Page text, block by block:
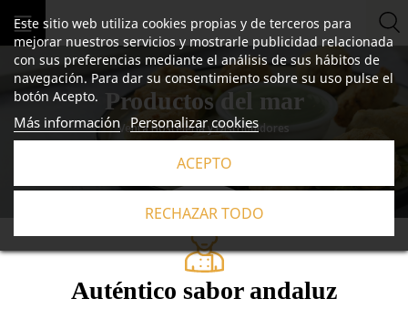
Productos del mar
Venta Hostelería y Distribuidores
Auténtico sabor andaluz
Este sitio web utiliza cookies propias y de terceros para
mejorar nuestros servicios y mostrarle publicidad relacionada
con sus preferencias mediante el análisis de sus hábitos de
navegación. Para dar su consentimiento sobre su uso pulse el
botón Acepto.
Más información Personalizar cookies
RECHAZAR TODO
ACEPTO